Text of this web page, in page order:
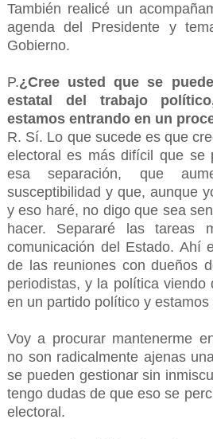
También realicé un
agenda del Presidente y
Gobierno.
P.¿Cree usted que se
estatal del trabajo
estamos entrando en un
R. Sí. Lo que sucede es que
electoral es más difícil que se
esa separación, que
susceptibilidad y que, aunque
y eso haré, no digo que sea
hacer. Separaré las tareas
comunicación del Estado. Ahí
de las reuniones con dueños
periodistas, y la política viendo
en un partido político y
Voy a procurar mantenerme
no son radicalmente ajenas
se pueden gestionar sin
tengo dudas de que eso se
electoral.